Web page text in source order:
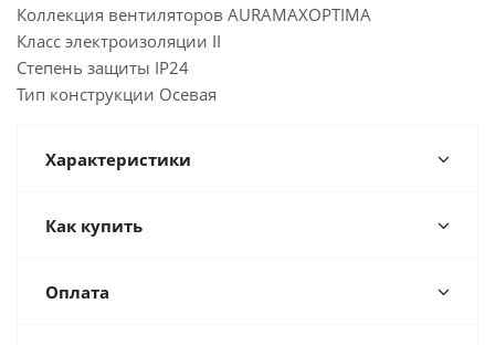
Коллекция вентиляторов AURAMAXOPTIMA
Класс электроизоляции II
Степень защиты IP24
Тип конструкции Осевая
Характеристики
Как купить
Оплата